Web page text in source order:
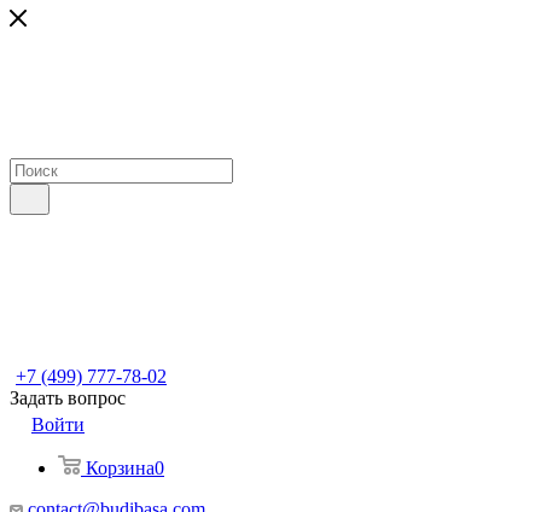
+7 (499) 777-78-02
Задать вопрос
Войти
Корзина0